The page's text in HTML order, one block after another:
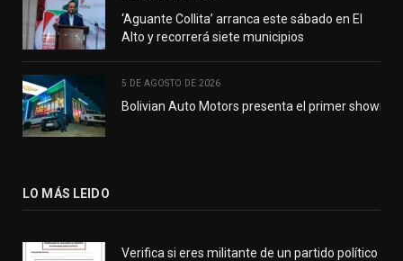
‘Aguante Collita’ arranca este sábado en El
Alto y recorrerá siete municipios
5 DE AGOSTO DE 2026
Bolivian Auto Motors presenta el primer
LO MÁS LEIDO
Verifica si eres militante de un partido político